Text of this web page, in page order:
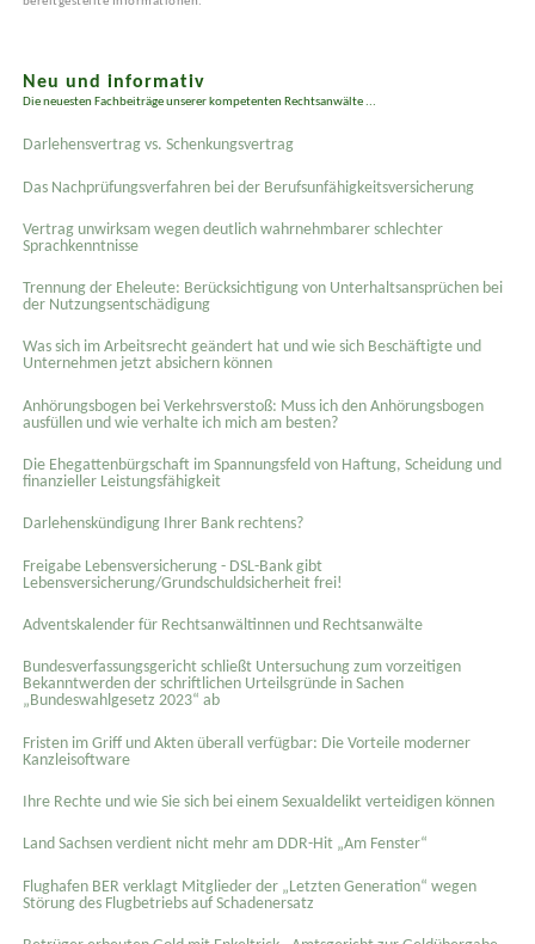
Neu und informativ
Die neuesten Fachbeiträge unserer kompetenten Rechtsanwälte ...
Darlehensvertrag vs. Schenkungsvertrag
Das Nachprüfungsverfahren bei der Berufsunfähigkeitsversicherung
Vertrag unwirksam wegen deutlich wahrnehmbarer schlechter
Sprachkenntnisse
Trennung der Eheleute: Berücksichtigung von Unterhaltsansprüchen bei
der Nutzungsentschädigung
Was sich im Arbeitsrecht geändert hat und wie sich Beschäftigte und
Unternehmen jetzt absichern können
Anhörungsbogen bei Verkehrsverstoß: Muss ich den Anhörungsbogen
ausfüllen und wie verhalte ich mich am besten?
Die Ehegattenbürgschaft im Spannungsfeld von Haftung, Scheidung und
finanzieller Leistungsfähigkeit
Darlehenskündigung Ihrer Bank rechtens?
Freigabe Lebensversicherung - DSL-Bank gibt
Lebensversicherung/Grundschuldsicherheit frei!
Adventskalender für Rechtsanwältinnen und Rechtsanwälte
Bundesverfassungsgericht schließt Untersuchung zum vorzeitigen
Bekanntwerden der schriftlichen Urteilsgründe in Sachen
„Bundeswahlgesetz 2023“ ab
Fristen im Griff und Akten überall verfügbar: Die Vorteile moderner
Kanzleisoftware
Ihre Rechte und wie Sie sich bei einem Sexual­delikt verteidigen können
Land Sachsen verdient nicht mehr am DDR-Hit „Am Fenster“
Flughafen BER verklagt Mitglieder der „Letzten Generation“ wegen
Störung des Flugbetriebs auf Schadenersatz